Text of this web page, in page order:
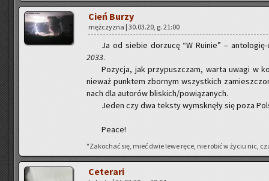
Cień Burzy
męż­czy­zna | 30.03.20, g. 21:00
Ja od sie­bie do­rzu­cę “W Ru­inie” –
2033.
Po­zy­cja, jak przy­pusz­czam, warta uwagi w
nie­waż punk­tem zbor­nym wszyst­kich
nach dla au­to­rów bli­skich/po­wią­za­nych.
Jeden czy dwa tek­sty wy­msknę­ły się poza
Peace!
"Za­ko­chać się, mieć dwie lewe ręce, nie robić w życiu nic,
Ce­te­ra­ri